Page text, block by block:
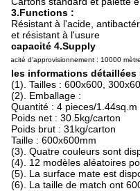
3.Functions :
Résistant à l'acide,
et résistant à l'usure
capacité 4.Supply
d'approvisionnement : 10000
les informations détaillées
(1). Tailles : 600x600,
(2). Emballage :
Quantité : 4 pieces/1.44sq.m
Poids net : 30.5kg/carton
Poids brut : 31kg/carton
Taille : 600x600mm
(3). Quatre couleurs sont
(4). 12 modèles aléatoires
(5). La surface mate est
(6). La taille de match ont